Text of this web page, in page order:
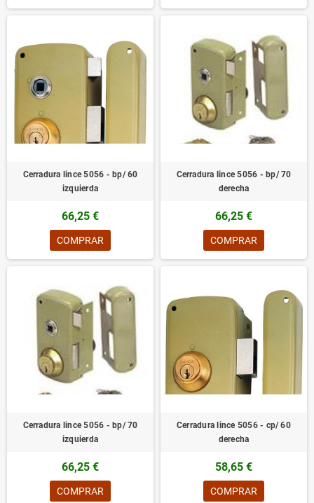
Cerradura lince 5056 - bp/ 60
izquierda
66,25 €
COMPRAR
Cerradura lince 5056 - bp/ 70
derecha
66,25 €
COMPRAR
Cerradura lince 5056 - bp/ 70
izquierda
66,25 €
COMPRAR
Cerradura lince 5056 - cp/ 60
derecha
58,65 €
COMPRAR